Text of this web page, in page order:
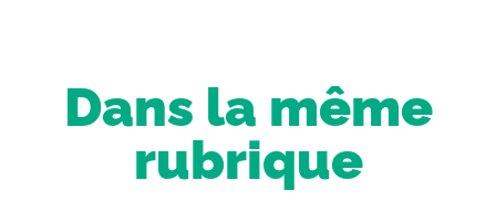
Dans la même
rubrique